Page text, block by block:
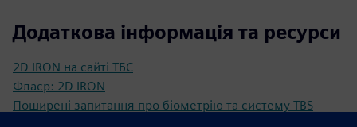
Додаткова інформація та ресурси
2D IRON на сайті ТБС
Флаєр: 2D IRON
Поширені запитання про біометрію та систему TBS